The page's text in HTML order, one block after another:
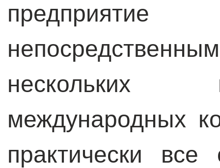
предприятие
нескольких
международных
практически